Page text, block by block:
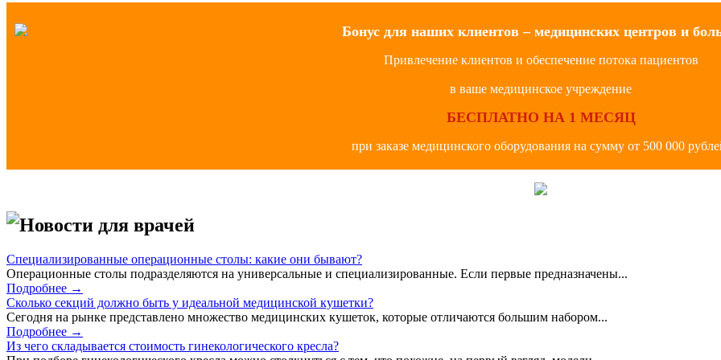
Бонус для наших клиентов – медицинских центров и
Привлечение клиентов и обеспечение потока пациентов
в ваше медицинское учреждение
БЕСПЛАТНО НА 1 МЕСЯЦ
при заказе медицинского оборудования на сумму от 500 000
Новости для врачей
Специализированные операционные столы: какие они бывают?
Операционные столы подразделяются на универсальные и специализированные. Если первые предназначены...
Подробнее →
Сколько секций должно быть у идеальной медицинской кушетки?
Сегодня на рынке представлено множество медицинских кушеток, которые отличаются большим набором...
Подробнее →
Из чего складывается стоимость гинекологического кресла?